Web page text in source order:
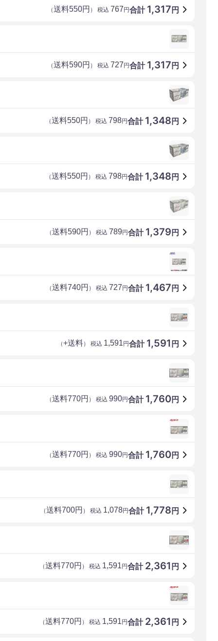
合計 1,317 円
（送料550円 ） 税込 767円
合計 1,317 円
（送料590円 ） 税込 727円
合計 1,348 円
（送料550円 ） 税込 798円
合計 1,348 円
（送料550円 ） 税込 798円
合計 1,379 円
（送料590円 ） 税込 789円
合計 1,467 円
（送料740円 ） 税込 727円
合計 1,591 円
（+送料） 税込 1,591円
合計 1,760円
（送料770円 ） 税込 990円
合計 1,760円
（送料770円 ） 税込 990円
合計 1,778 円
（送料700円 ） 税込 1,078円
合計 2,361 円
（送料770円 ） 税込 1,591円
合計 2,361 円
（送料770円 ） 税込 1,591円